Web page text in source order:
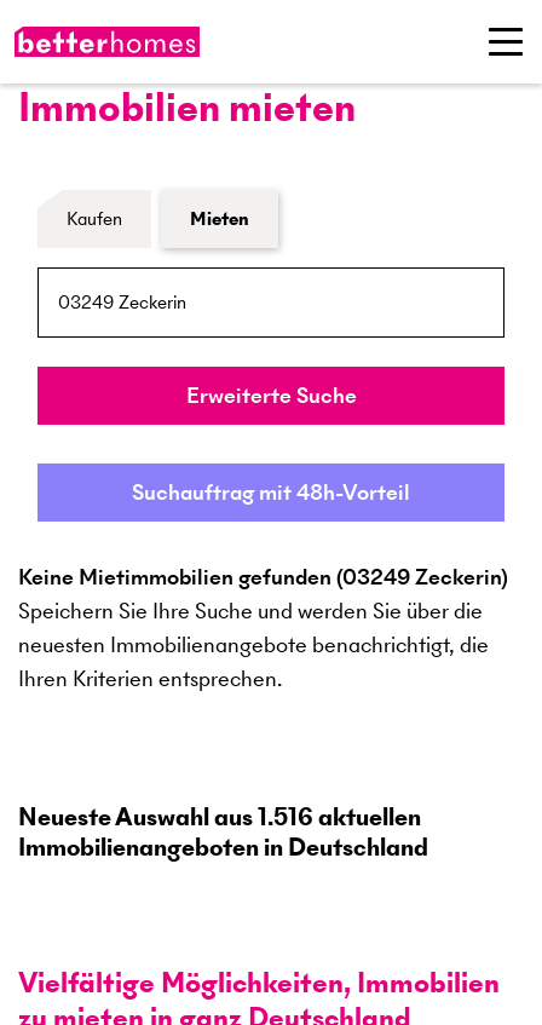
Immobilien mieten
Formular Immobiliensuche
Kaufen Mieten
Umkreis
Erweiterte Suche
Suchauftrag mit 48h-Vorteil
Keine Mietimmobilien gefunden (03249 Zeckerin)
Speichern Sie Ihre Suche und werden Sie über die
neuesten Immobilienangebote benachrichtigt, die
Ihren Kriterien entsprechen.
Neueste Auswahl aus1.516aktuellen
Immobilienangeboten in Deutschland
Vielfältige Möglichkeiten, Immobilien